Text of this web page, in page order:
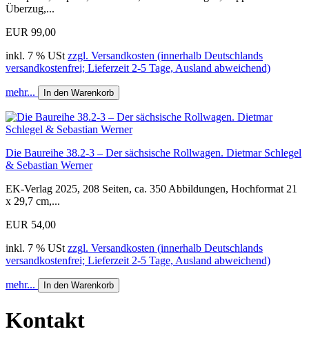
Überzug,...
EUR 99,00
inkl. 7 % USt zzgl. Versandkosten (innerhalb Deutschlands
versandkostenfrei; Lieferzeit 2-5 Tage, Ausland abweichend)
mehr... In den Warenkorb
Die Baureihe 38.2-3 – Der sächsische Rollwagen. Dietmar Schlegel
& Sebastian Werner
EK-Verlag 2025, 208 Seiten, ca. 350 Abbildungen, Hochformat 21
x 29,7 cm,...
EUR 54,00
inkl. 7 % USt zzgl. Versandkosten (innerhalb Deutschlands
versandkostenfrei; Lieferzeit 2-5 Tage, Ausland abweichend)
mehr... In den Warenkorb
Kontakt